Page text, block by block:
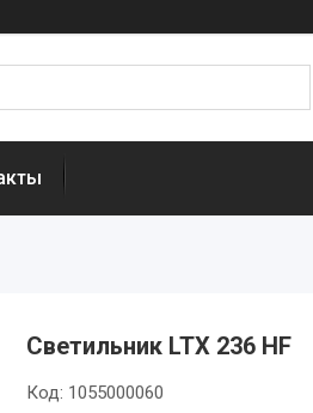
Светильник LTX 236 HF
Код: 1055000060